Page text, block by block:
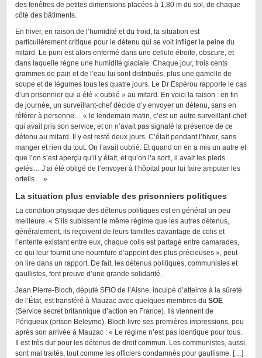
des fenêtres de petites dimensions placées à 1,80 m du sol, de chaque
côté des bâtiments.
En hiver, en raison de l’humidité et du froid, la situation est
particulièrement critique pour le détenu qui se voit infliger la peine du
mitard. Le puni est alors enfermé dans une cellule étroite, obscure, et
dans laquelle règne une humidité glaciale. Chaque jour, trois cents
grammes de pain et de l’eau lui sont distribués, plus une gamelle de
soupe et de légumes tous les quatre jours. Le Dr Espérou rapporte le cas
d’un prisonnier qui a été « oublié » au mitard. En voici la raison : en fin
de journée, un surveillant-chef décide d’y envoyer un détenu, sans en
référer à personne… « le lendemain matin, c’est un autre surveillant-chef
qui avait pris son service, et on n’avait pas signalé la présence de ce
détenu au mitard. Il y est resté deux jours. C’était pendant l’hiver, sans
manger et rien du tout. On l’avait oublié. Et quand on en a mis un autre et
que l’on s’est aperçu qu’il y était, et qu’on l’a sorti, il avait les pieds
gelés… J’ai été obligé de l’envoyer à l’hôpital pour lui faire amputer les
orteils… »
La situation plus enviable des prisonniers politiques
La condition physique des détenus politiques est en général un peu
meilleure. « S’ils subissent le même régime que les autres détenus,
généralement, ils reçoivent de leurs familles davantage de colis et
l’entente existant entre eux, chaque colis est partagé entre camarades,
ce qui leur fournit une nourriture d’appoint des plus précieuses », peut-
on lire dans un rapport. De fait, les détenus politiques, communistes et
gaullistes, font preuve d’une grande solidarité.
Jean Pierre-Bloch, député SFIO de l’Aisne, inculpé d’atteinte à la sûreté
de l’État, est transféré à Mauzac avec quelques membres du SOE
(Service secret britannique d’action en France). Ils viennent de
Périgueux (prison Beleyme). Bloch livre ses premières impressions, peu
après son arrivée à Mauzac : « Le régime n’est pas identique pour tous.
Il est très dur pour les détenus de droit commun. Les communistes, aussi,
sont mal traités, tout comme les officiers condamnés pour gaullisme. […]